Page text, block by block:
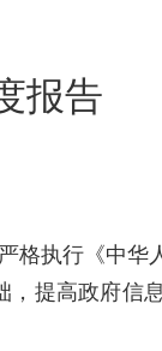
报告
格执行《中
提高政府信